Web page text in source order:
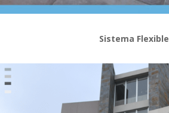
Sistema Flexible